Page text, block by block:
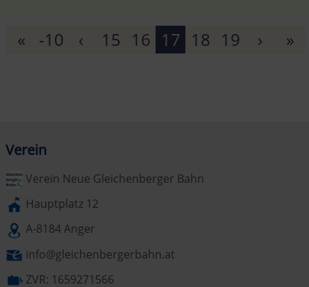
« -10 ‹ 15 16 17 18 19 › »
Verein
Verein Neue Gleichenberger Bahn
Hauptplatz 12
A-8184 Anger
info@gleichenbergerbahn.at
ZVR: 1659271566